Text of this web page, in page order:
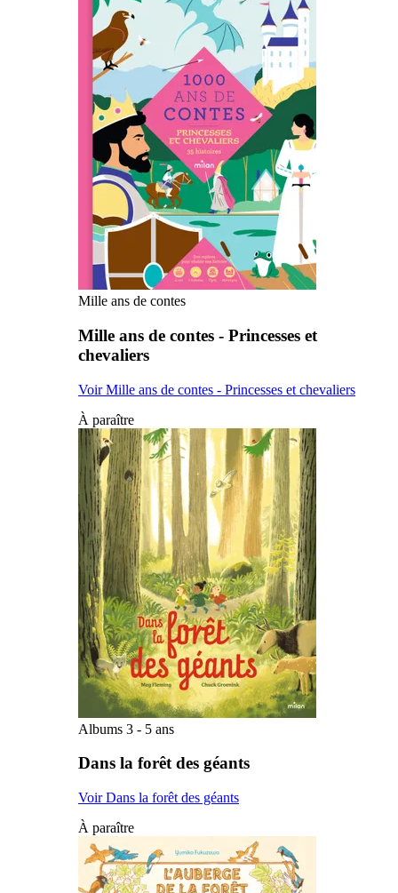
Mille ans de contes
Mille ans de contes - Princesses et
chevaliers
Voir Mille ans de contes - Princesses et chevaliers
À paraître
Albums 3 - 5 ans
Dans la forêt des géants
Voir Dans la forêt des géants
À paraître